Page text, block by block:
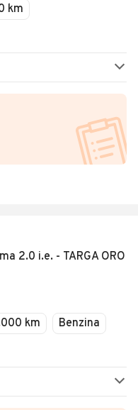
km
2.0 i.e. - TARGA ORO
km
Benzina